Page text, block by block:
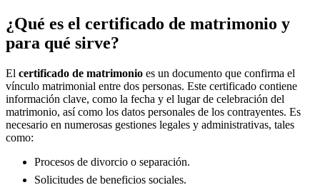
¿Qué es el certificado de matrimonio y
para qué sirve?
El certificado de matrimonio es un documento que confirma el
vínculo matrimonial entre dos personas. Este certificado contiene
información clave, como la fecha y el lugar de celebración del
matrimonio, así como los datos personales de los contrayentes. Es
necesario en numerosas gestiones legales y administrativas, tales
como:
Procesos de divorcio o separación.
Solicitudes de beneficios sociales.